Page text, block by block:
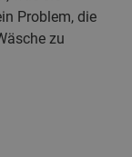
Problem, die
zu